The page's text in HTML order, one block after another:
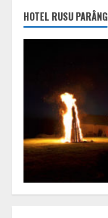
HOTEL RUSU PARÂNG